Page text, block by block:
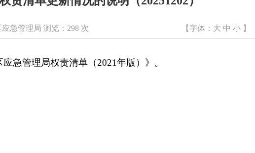
急管理局 浏览： 298 次 【字体： 大 中 小 】
管理局权责清单（2021年版）》。